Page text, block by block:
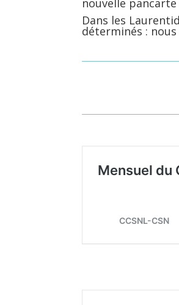
nouvelle
Dans les
déterminés :